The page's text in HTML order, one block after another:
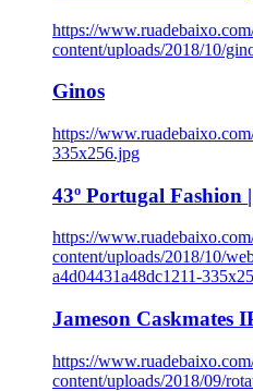
https://
content/uploads/2018/10/
Ginos
https://
335x256.jpg
43º Portugal Fashion
https://
content/uploads/2018/10/
a4d04431a48dc1211-
Jameson Caskmates
https://
content/uploads/2018/09/